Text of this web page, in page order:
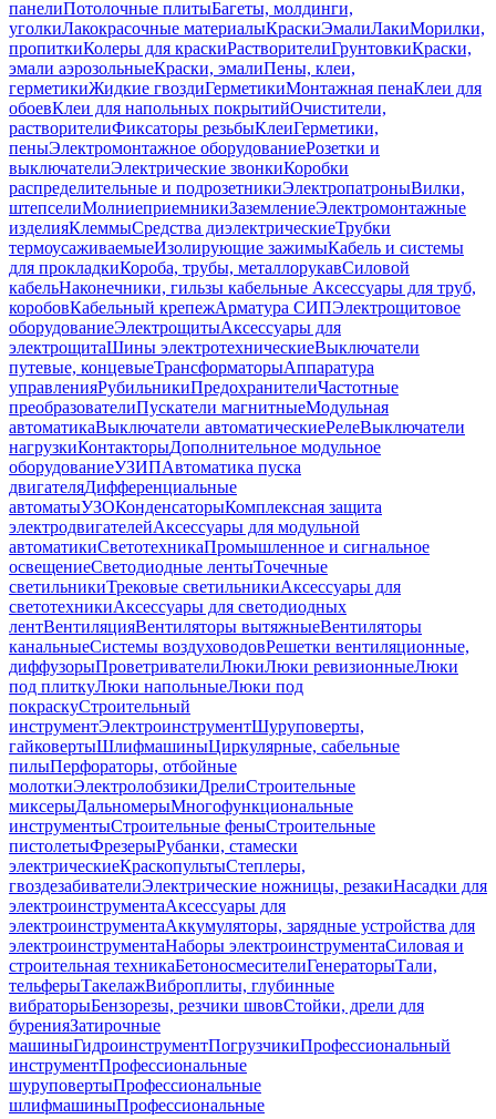
панелиПотолочные плитыБагеты, молдинги,
уголкиЛакокрасочные материалыКраскиЭмалиЛакиМорилки,
пропиткиКолеры для краскиРастворителиГрунтовкиКраски,
эмали аэрозольныеКраски, эмалиПены, клеи,
герметикиЖидкие гвоздиГерметикиМонтажная пенаКлеи для
обоевКлеи для напольных покрытийОчистители,
растворителиФиксаторы резьбыКлеиГерметики,
пеныЭлектромонтажное оборудованиеРозетки и
выключателиЭлектрические звонкиКоробки
распределительные и подрозетникиЭлектропатроныВилки,
штепселиМолниеприемникиЗаземлениеЭлектромонтажные
изделияКлеммыСредства диэлектрическиеТрубки
термоусаживаемыеИзолирующие зажимыКабель и системы
для прокладкиКороба, трубы, металлорукавСиловой
кабельНаконечники, гильзы кабельные Аксессуары для труб,
коробовКабельный крепежАрматура СИПЭлектрощитовое
оборудованиеЭлектрощитыАксессуары для
электрощитаШины электротехническиеВыключатели
путевые, концевыеТрансформаторыАппаратура
управленияРубильникиПредохранителиЧастотные
преобразователиПускатели магнитныеМодульная
автоматикаВыключатели автоматическиеРелеВыключатели
нагрузкиКонтакторыДополнительное модульное
оборудованиеУЗИПАвтоматика пуска
двигателяДифференциальные
автоматыУЗОКонденсаторыКомплексная защита
электродвигателейАксессуары для модульной
автоматикиСветотехникаПромышленное и сигнальное
освещениеСветодиодные лентыТочечные
светильникиТрековые светильникиАксессуары для
светотехникиАксессуары для светодиодных
лентВентиляцияВентиляторы вытяжныеВентиляторы
канальныеСистемы воздуховодовРешетки вентиляционные,
диффузорыПроветривателиЛюкиЛюки ревизионныеЛюки
под плиткуЛюки напольныеЛюки под
покраскуСтроительный
инструментЭлектроинструментШуруповерты,
гайковертыШлифмашиныЦиркулярные, сабельные
пилыПерфораторы, отбойные
молоткиЭлектролобзикиДрелиСтроительные
миксерыДальномерыМногофункциональные
инструментыСтроительные феныСтроительные
пистолетыФрезерыРубанки, стамески
электрическиеКраскопультыСтеплеры,
гвоздезабивателиЭлектрические ножницы, резакиНасадки для
электроинструментаАксессуары для
электроинструментаАккумуляторы, зарядные устройства для
электроинструментаНаборы электроинструментаСиловая и
строительная техникаБетоносмесителиГенераторыТали,
тельферыТакелажВиброплиты, глубинные
вибраторыБензорезы, резчики швовСтойки, дрели для
буренияЗатирочные
машиныГидроинструментПогрузчикиПрофессиональный
инструментПрофессиональные
шуруповертыПрофессиональные
шлифмашиныПрофессиональные